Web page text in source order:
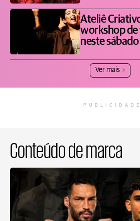
Ateliê
workshop de
neste sábado
Ver mais
PUBLICIDADE
Conteúdo de marca